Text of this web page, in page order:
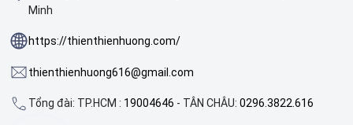
Minh
https://thienthienhuong.com/
thienthienhuong616@gmail.com
Tổng đài: TP.HCM : 19004646 - TÂN CHÂU: 0296.3822.616